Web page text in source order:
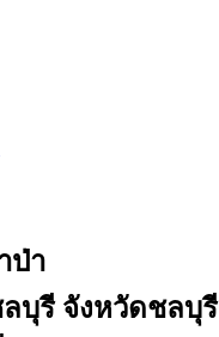
ป่า
ลบุรี จังหวัดชลบุรี